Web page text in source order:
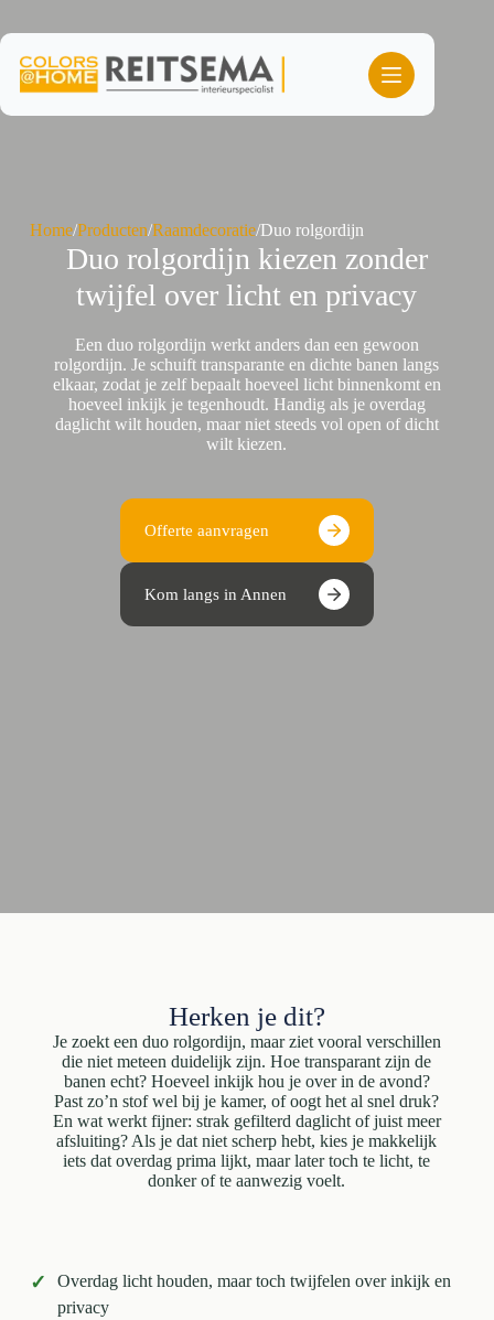
de
inhoud
Home/Producten/Raamdecoratie/Duo rolgordijn
Duo rolgordijn kiezen zonder
twijfel over licht en privacy
Een duo rolgordijn werkt anders dan een gewoon
rolgordijn. Je schuift transparante en dichte banen langs
elkaar, zodat je zelf bepaalt hoeveel licht binnenkomt en
hoeveel inkijk je tegenhoudt. Handig als je overdag
daglicht wilt houden, maar niet steeds vol open of dicht
wilt kiezen.
Offerte aanvragen
Kom langs in Annen
Herken je dit?
Je zoekt een duo rolgordijn, maar ziet vooral verschillen
die niet meteen duidelijk zijn. Hoe transparant zijn de
banen echt? Hoeveel inkijk hou je over in de avond?
Past zo’n stof wel bij je kamer, of oogt het al snel druk?
En wat werkt fijner: strak gefilterd daglicht of juist meer
afsluiting? Als je dat niet scherp hebt, kies je makkelijk
iets dat overdag prima lijkt, maar later toch te licht, te
donker of te aanwezig voelt.
✓
Overdag licht houden, maar toch twijfelen over inkijk en
privacy